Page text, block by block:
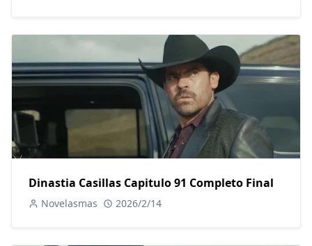
Dinastia Casillas Capitulo 91 Completo Final
Novelasmas 2026/2/14